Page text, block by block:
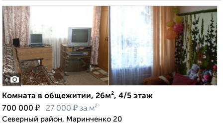
4
Комната в общежитии, 26м², 4/5 этаж
700 000 ₽ 27 000 ₽ за м²
Северный район, Маринченко 20